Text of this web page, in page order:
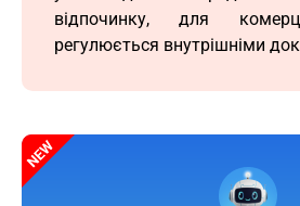
відпочинку, для
регулюється внутрішніми